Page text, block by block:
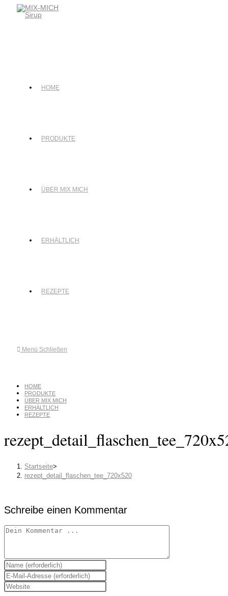
Zum
Inhalt
HOME
PRODUKTE
ÜBER MIX MICH
ERHÄLTLICH
REZEPTE
Menü Schließen
HOME
PRODUKTE
ÜBER MIX MICH
ERHÄLTLICH
REZEPTE
Startseite>
rezept_detail_flaschen_tee_720x520
Schreibe einen Kommentar
Kommentieren
Gib
deinen
Namen
oder
Benutzernamen
Gib
deine
E-
Gib
deine